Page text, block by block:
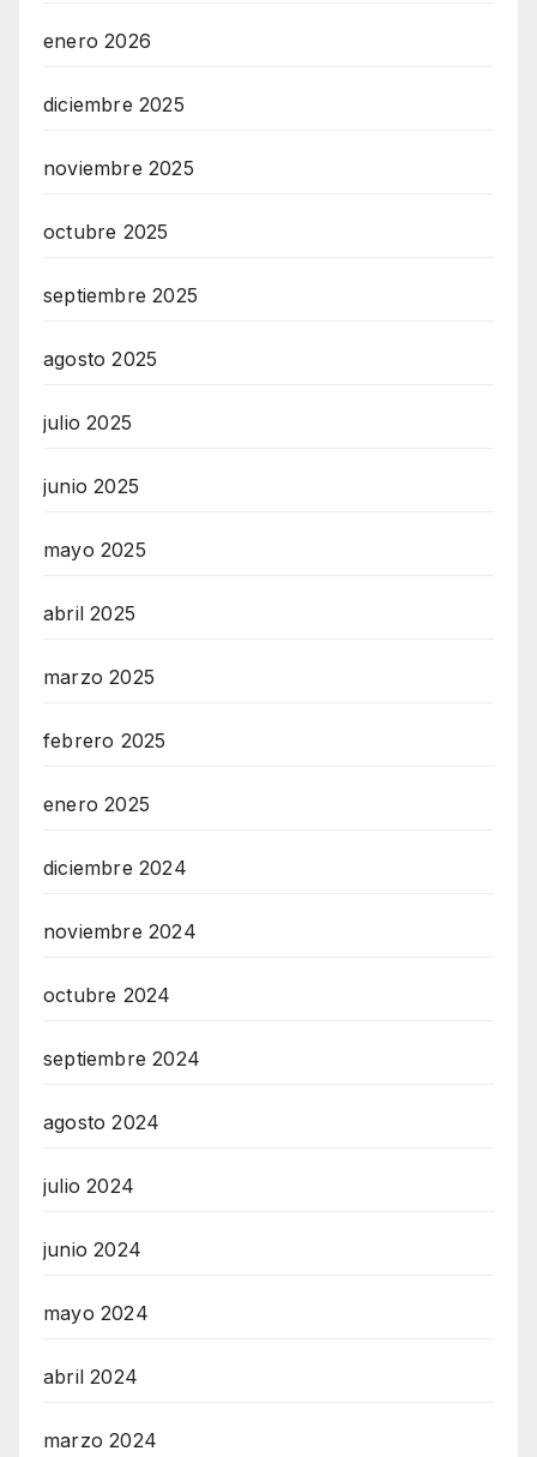
enero 2026
diciembre 2025
noviembre 2025
octubre 2025
septiembre 2025
agosto 2025
julio 2025
junio 2025
mayo 2025
abril 2025
marzo 2025
febrero 2025
enero 2025
diciembre 2024
noviembre 2024
octubre 2024
septiembre 2024
agosto 2024
julio 2024
junio 2024
mayo 2024
abril 2024
marzo 2024